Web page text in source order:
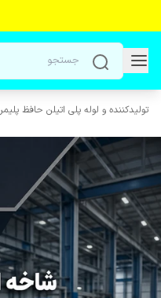
تولیدکننده و لوله پلی اتیلن حافظ پلیمر